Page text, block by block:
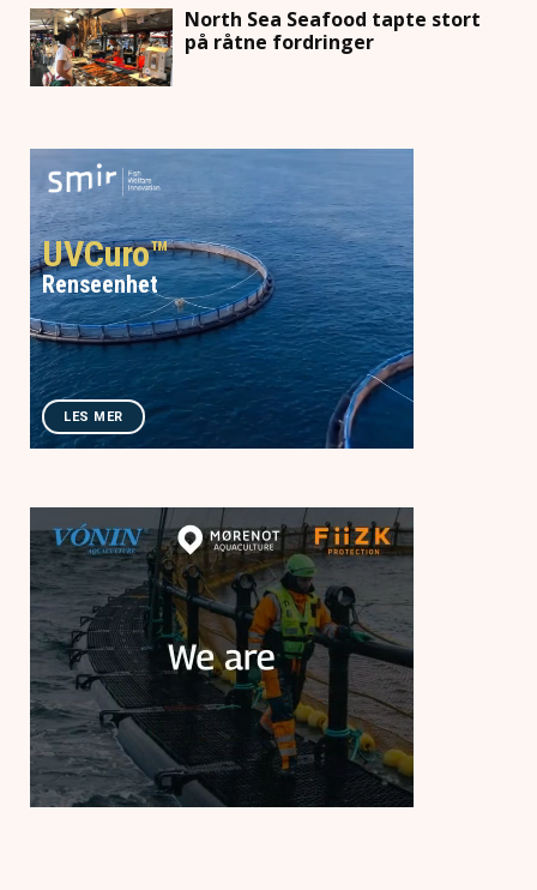
North Sea Seafood tapte stort
på råtne fordringer